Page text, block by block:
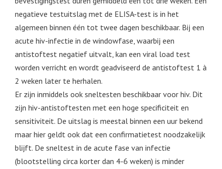
negatieve testuitslag met de ELISA-test is in het
algemeen binnen één tot twee dagen beschikbaar. Bij een
acute hiv-infectie in de windowfase, waarbij een
antistoftest negatief uitvalt, kan een viral load test
worden verricht en wordt geadviseerd de antistoftest 1 à
2 weken later te herhalen.
Er zijn inmiddels ook sneltesten beschikbaar voor hiv. Dit
zijn hiv-antistoftesten met een hoge specificiteit en
sensitiviteit. De uitslag is meestal binnen een uur bekend
maar hier geldt ook dat een confirmatietest noodzakelijk
blijft. De sneltest in de acute fase van infectie
(blootstelling circa korter dan 4-6 weken) is minder